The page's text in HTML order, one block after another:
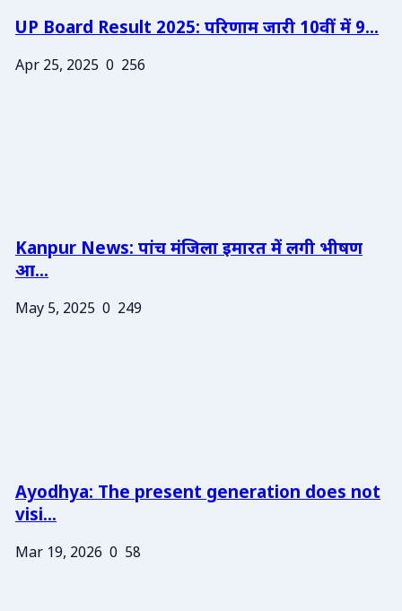
UP Board Result 2025: परिणाम जारी 10वीं में 9...
Apr 25, 2025 0 256
Kanpur News: पांच मंजिला इमारत में लगी भीषण
आ...
May 5, 2025 0 249
Ayodhya: The present generation does not
visi...
Mar 19, 2026 0 58